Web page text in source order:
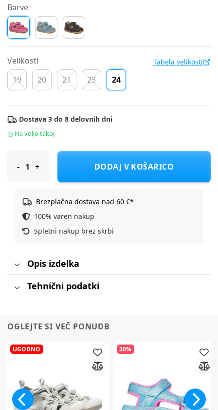
Barve
Velikosti Tabela velikosti
19 20 21 23 24
Dostava 3 do 8 delovnih dni
Na voljo takoj
Froddo sandal G2150145 OASI D fuxia 24
DODAJ V KOŠARICO
Brezplačna dostava nad 60 €*
100% varen nakup
Spletni nakup brez skrbi
Opis izdelka
Tehnični podatki
OGLEJTE SI VEČ PONUDB
UGODNO 30%